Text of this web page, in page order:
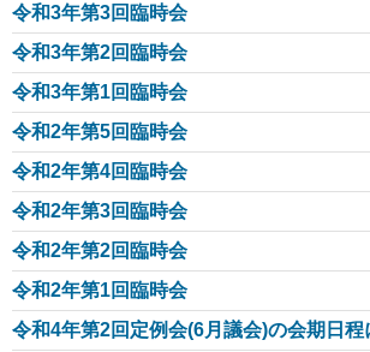
令和3年第3回臨時会
令和3年第2回臨時会
令和3年第1回臨時会
令和2年第5回臨時会
令和2年第4回臨時会
令和2年第3回臨時会
令和2年第2回臨時会
令和2年第1回臨時会
令和4年第2回定例会(6月議会)の会期日程